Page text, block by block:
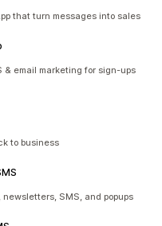
that turn messages into sales
& email marketing for sign-ups
to business
SMS, and popups